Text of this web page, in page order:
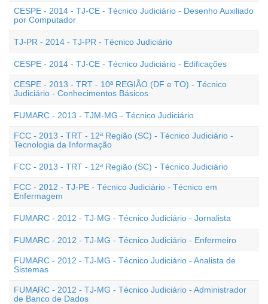
CESPE - 2014 - TJ-CE - Técnico Judiciário - Desenho Auxiliado
por Computador
TJ-PR - 2014 - TJ-PR - Técnico Judiciário
CESPE - 2014 - TJ-CE - Técnico Judiciário - Edificações
CESPE - 2013 - TRT - 10ª REGIÃO (DF e TO) - Técnico
Judiciário - Conhecimentos Básicos
FUMARC - 2013 - TJM-MG - Técnico Judiciário
FCC - 2013 - TRT - 12ª Região (SC) - Técnico Judiciário -
Tecnologia da Informação
FCC - 2013 - TRT - 12ª Região (SC) - Técnico Judiciário
FCC - 2012 - TJ-PE - Técnico Judiciário - Técnico em
Enfermagem
FUMARC - 2012 - TJ-MG - Técnico Judiciário - Jornalista
FUMARC - 2012 - TJ-MG - Técnico Judiciário - Enfermeiro
FUMARC - 2012 - TJ-MG - Técnico Judiciário - Analista de
Sistemas
FUMARC - 2012 - TJ-MG - Técnico Judiciário - Administrador
de Banco de Dados